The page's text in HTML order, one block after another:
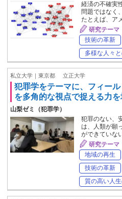
経済の不確実
問題ではなく
たとえば、ア
研究テーマ
技術の革新
多様な人々
私立大学｜東京都 立正大学
犯罪学をテーマに、フィー
を多角的な視点で捉える力を
山梨ゼミ（犯罪学）
犯罪のない、
は、人類が願
ができていな
研究テーマ
地域の再生
技術の革新
質の高い人